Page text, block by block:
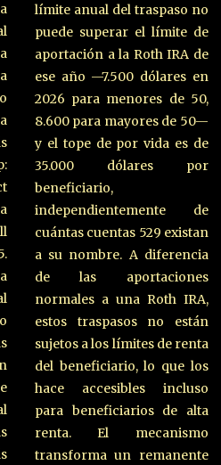
límite anual del traspaso no
puede superar el límite de
aportación a la Roth IRA de
ese año —7.500 dólares en
2026 para menores de 50,
8.600 para mayores de 50—
y el tope de por vida es de
35.000 dólares por
beneficiario,
independientemente de
cuántas cuentas 529 existan
a su nombre. A diferencia
de las aportaciones
normales a una Roth IRA,
estos traspasos no están
sujetos a los límites de renta
del beneficiario, lo que los
hace accesibles incluso
para beneficiarios de alta
renta. El mecanismo
transforma un remanente